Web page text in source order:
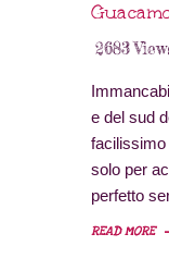
nel…
2683
e del sud
facilissimo
solo per
perfetto
griglia o
READ MORE